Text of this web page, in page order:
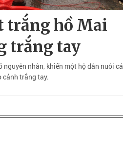
trắng hồ Mai
trắng tay
nhân, khiến một hộ dân nuôi cá
cảnh trắng tay.